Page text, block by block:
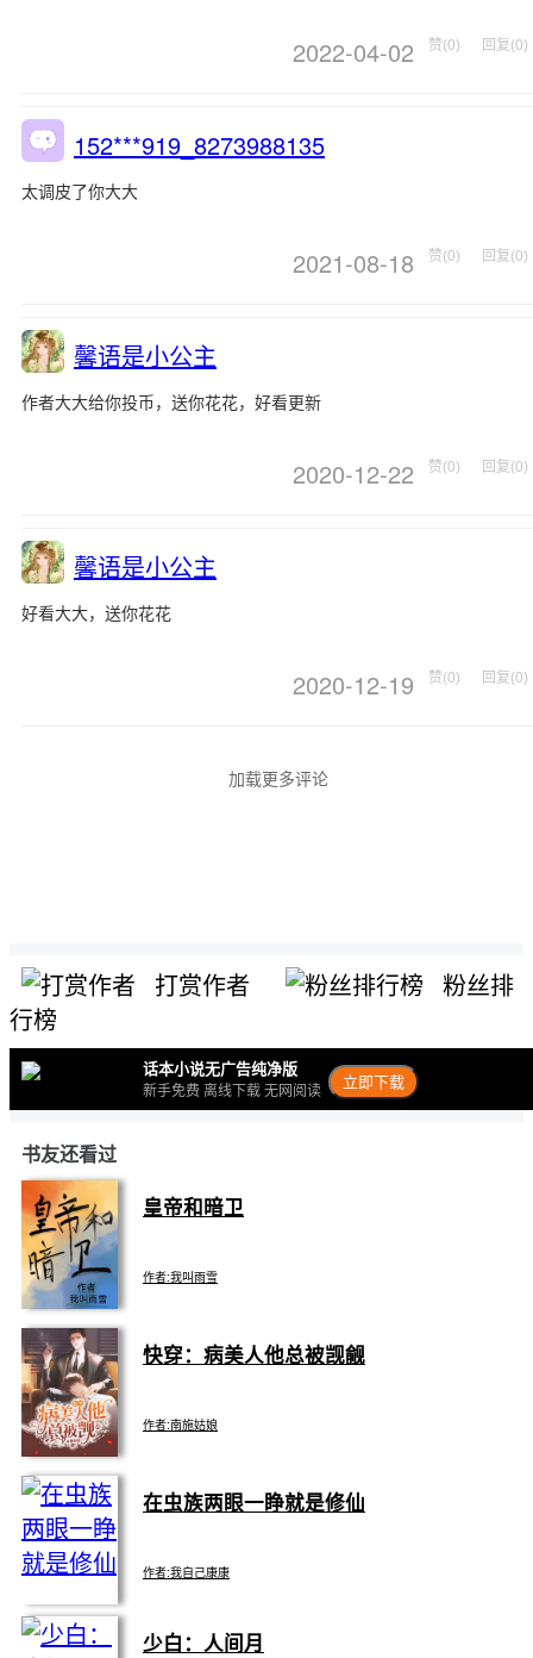
2022-04-02 赞(0) 回复(0)
152***919_8273988135
太调皮了你大大
2021-08-18 赞(0) 回复(0)
馨语是小公主
作者大大给你投币，送你花花，好看更新
2020-12-22 赞(0) 回复(0)
馨语是小公主
好看大大，送你花花
2020-12-19 赞(0) 回复(0)
加载更多评论
打赏作者
粉丝排
行榜
话本小说无广告纯净版
新手免费 离线下载 无网阅读 立即下载
书友还看过
皇帝和暗卫
作者:我叫雨雪
结！六万字小短篇，求收藏关注！
快穿：病美人他总被觊觎
作者:南施姑娘
的配角，并且每个世界都会患上一种病症。可最后
总是吸引了一些奇奇怪怪的角色，他们为他痴为他
x清冷学霸 【白化病】：一手遮天的国师竟然被养
酸涩、嫉妒着被爱还毫不珍惜的人。 “他不爱你，
在虫族两眼一睁就是修仙
作者:我自己康康
消散之际用灵识在茫茫大千世界中寻了个契合的躯
少白：人间月